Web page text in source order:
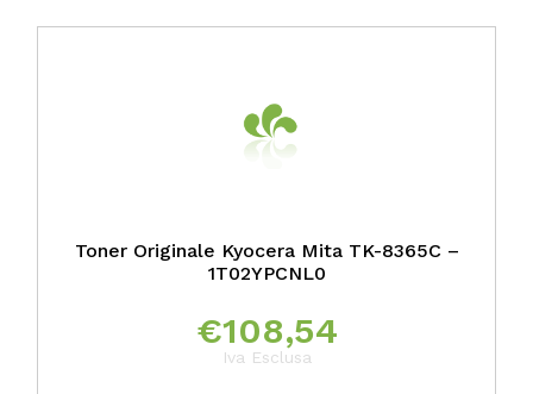
Toner Originale Kyocera Mita TK-8365C –
1T02YPCNL0
€108,54
Iva Esclusa